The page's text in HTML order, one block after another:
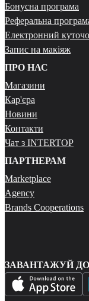
Бонусна програма
Реферальна
Електронний
Запис на макіяж
ПРО НАС
Магазини
Кар'єра
Новини
Контакти
Чат з INTERTOP
ПАРТНЕРАМ
Marketplace
Agency
Brands Cooperations
ЗАВАНТАЖУЙ